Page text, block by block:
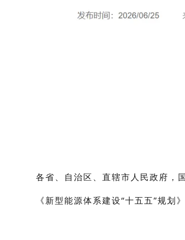
各省、自治区、直辖市人民政府，
《新型能源体系建设“十五五”规划